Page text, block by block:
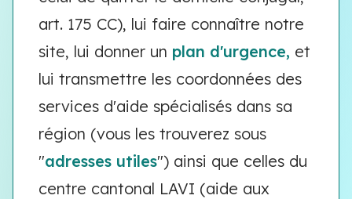
art. 175 CC), lui faire connaître notre
site, lui donner un plan d'urgence, et
lui transmettre les coordonnées des
services d'aide spécialisés dans sa
région (vous les trouverez sous
"adresses utiles") ainsi que celles du
centre cantonal LAVI (aide aux